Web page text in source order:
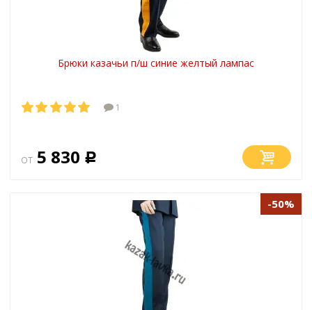
Брюки казачьи п/ш синие желтый лампас
1
от 5 830 Р
-50%